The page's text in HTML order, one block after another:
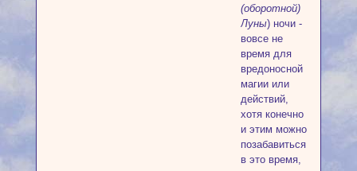
(оборотной)
Луны) ночи -
вовсе не
время для
вредоносной
магии или
действий,
хотя конечно
и этим можно
позабавиться
в это время,